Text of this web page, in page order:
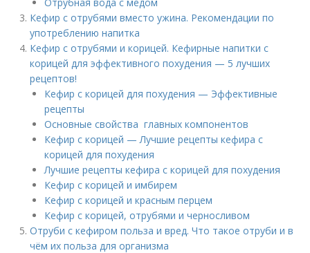
Кефир с отрубями вместо ужина. Рекомендации по
употреблению напитка
Кефир с отрубями и корицей. Кефирные напитки с
корицей для эффективного похудения — 5 лучших
рецептов!
Кефир с корицей для похудения — Эффективные
рецепты
Основные свойства главных компонентов
Кефир с корицей — Лучшие рецепты кефира с
корицей для похудения
Лучшие рецепты кефира с корицей для похудения
Кефир с корицей и имбирем
Кефир с корицей и красным перцем
Кефир с корицей, отрубями и черносливом
Отруби с кефиром польза и вред. Что такое отруби и в
чём их польза для организма